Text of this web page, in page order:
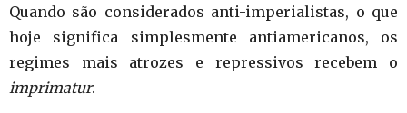
Quando são considerados anti-imperialistas, o que
hoje significa simplesmente antiamericanos, os
regimes mais atrozes e repressivos recebem o
imprimatur.